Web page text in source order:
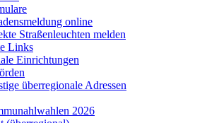
online
Straßenleuchten melden
Links
Einrichtungen
überregionale Adressen
2026